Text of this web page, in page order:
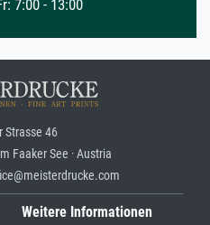
7:00 - 13:00
Strasse 46
Faaker See · Austria
Weitere Informationen